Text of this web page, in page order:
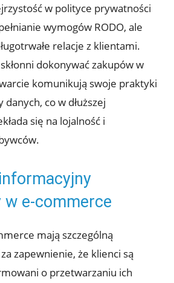
w polityce prywatności
wymogów RODO, ale
relacje z klientami.
dokonywać zakupów w
komunikują swoje praktyki
co w dłuższej
się na lojalność i
w e-commerce
mają szczególną
zapewnienie, że klienci są
o przetwarzaniu ich